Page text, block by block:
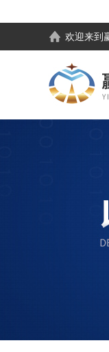
欢迎来到